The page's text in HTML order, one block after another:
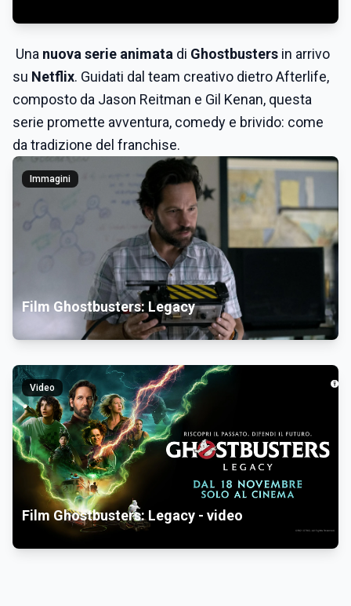
Una nuova serie animata di Ghostbusters in arrivo
su Netflix. Guidati dal team creativo dietro Afterlife,
composto da Jason Reitman e Gil Kenan, questa
serie promette avventura, comedy e brivido: come
da tradizione del franchise.
Immagini
Film Ghostbusters: Legacy
Video
Film Ghostbusters: Legacy - video